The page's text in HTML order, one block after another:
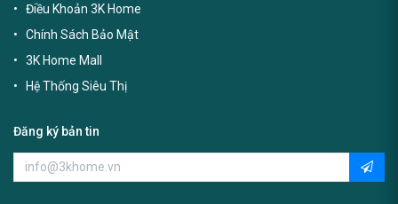
Điều Khoản 3K Home
Chính Sách Bảo Mật
3K Home Mall
Hệ Thống Siêu Thị
Đăng ký bản tin